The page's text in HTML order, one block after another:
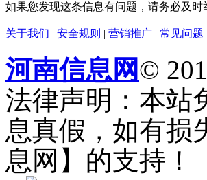
如果您发现这条信息有问题，请务必及时
关于我们 | 安全规则 | 营销推广 | 常见问题
河南信息网©
法律声明：本站
息真假，如有损
息网】的支持！